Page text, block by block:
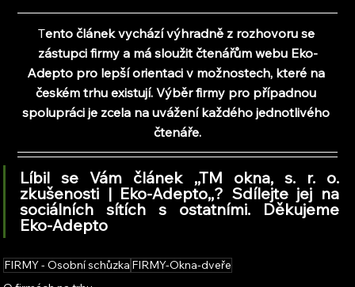
Tento článek vychází výhradně z rozhovoru se
zástupci firmy a má sloužit čtenářům webu Eko-
Adepto pro lepší orientaci v možnostech, které na
českém trhu existují. Výběr firmy pro případnou
spolupráci je zcela na uvážení každého jednotlivého
čtenáře.
Líbil se Vám článek ,,TM okna, s. r. o.
zkušenosti | Eko-Adepto,,? Sdílejte jej na
sociálních sítích s ostatními. Děkujeme
Eko-Adepto
FIRMY - Osobní schůzka FIRMY-Okna-dveře